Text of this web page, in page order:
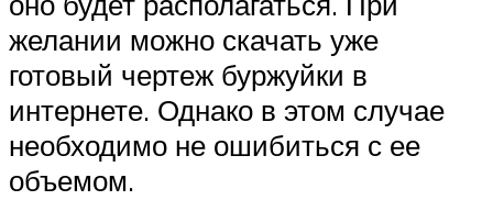
желании можно скачать уже
готовый чертеж буржуйки в
интернете. Однако в этом случае
необходимо не ошибиться с ее
объемом.